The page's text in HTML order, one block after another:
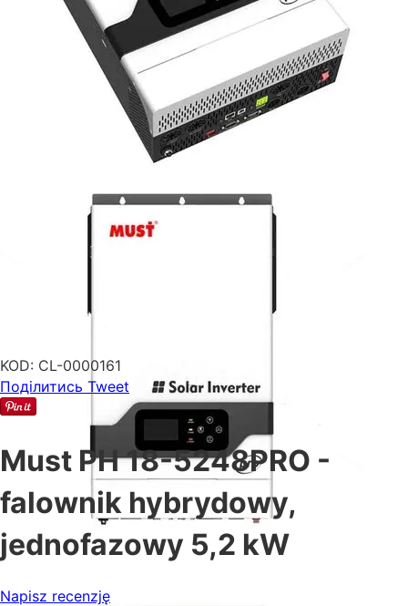
KOD: CL-0000161
Поділитись Tweet
Must PH 18-5248PRO -
falownik hybrydowy,
jednofazowy 5,2 kW
Napisz recenzję